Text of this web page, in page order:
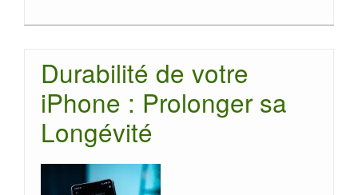
Durabilité de votre
iPhone : Prolonger sa
Longévité